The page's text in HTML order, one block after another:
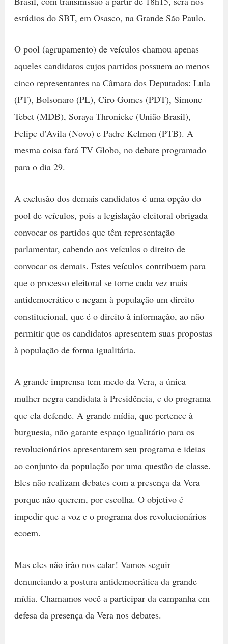
estúdios do SBT, em Osasco, na Grande São Paulo.
O pool (agrupamento) de veículos chamou apenas
aqueles candidatos cujos partidos possuem ao menos
cinco representantes na Câmara dos Deputados: Lula
(PT), Bolsonaro (PL), Ciro Gomes (PDT), Simone
Tebet (MDB), Soraya Thronicke (União Brasil),
Felipe d’Avila (Novo) e Padre Kelmon (PTB). A
mesma coisa fará TV Globo, no debate programado
para o dia 29.
A exclusão dos demais candidatos é uma opção do
pool de veículos, pois a legislação eleitoral obrigada
convocar os partidos que têm representação
parlamentar, cabendo aos veículos o direito de
convocar os demais. Estes veículos contribuem para
que o processo eleitoral se torne cada vez mais
antidemocrático e negam à população um direito
constitucional, que é o direito à informação, ao não
permitir que os candidatos apresentem suas propostas
à população de forma igualitária.
A grande imprensa tem medo da Vera, a única
mulher negra candidata à Presidência, e do programa
que ela defende. A grande mídia, que pertence à
burguesia, não garante espaço igualitário para os
revolucionários apresentarem seu programa e ideias
ao conjunto da população por uma questão de classe.
Eles não realizam debates com a presença da Vera
porque não querem, por escolha. O objetivo é
impedir que a voz e o programa dos revolucionários
ecoem.
Mas eles não irão nos calar! Vamos seguir
denunciando a postura antidemocrática da grande
mídia. Chamamos você a participar da campanha em
defesa da presença da Vera nos debates.